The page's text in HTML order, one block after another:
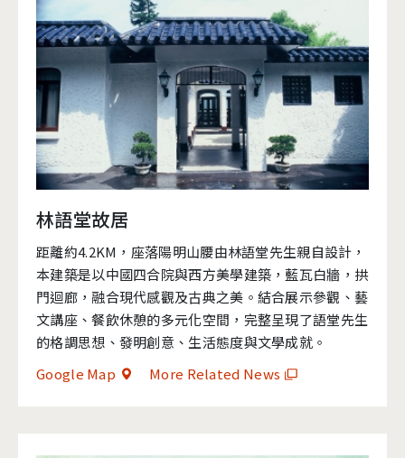
林語堂故居
距離約4.2KM，座落陽明山腰由林語堂先生親自設計，
本建築是以中國四合院與西方美學建築，藍瓦白牆，拱
門迴廊，融合現代感觀及古典之美。結合展示參觀、藝
文講座、餐飲休憩的多元化空間，完整呈現了語堂先生
的格調思想、發明創意、生活態度與文學成就。
Google Map
More Related News